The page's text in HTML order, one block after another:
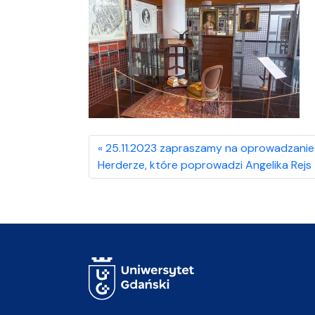
25.11.2023 zapraszamy na
Herderze, które poprowadzi Angelika Rejs